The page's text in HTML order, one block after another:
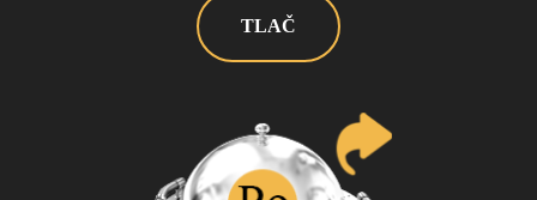
TLAČ